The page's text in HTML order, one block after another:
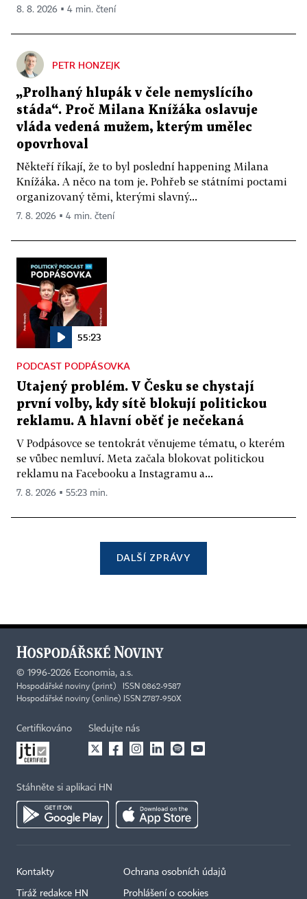
8. 8. 2026 ▪ 4 min. čtení
PETR HONZEJK
„Prolhaný hlupák v čele nemyslícího
stáda“. Proč Milana Knížáka oslavuje
vláda vedená mužem, kterým umělec
opovrhoval
Někteří říkají, že to byl poslední happening Milana
Knížáka. A něco na tom je. Pohřeb se státními poctami
organizovaný těmi, kterými slavný...
7. 8. 2026 ▪ 4 min. čtení
55:23
PODCAST PODPÁSOVKA
Utajený problém. V Česku se chystají
první volby, kdy sítě blokují politickou
reklamu. A hlavní oběť je nečekaná
V Podpásovce se tentokrát věnujeme tématu, o kterém
se vůbec nemluví. Meta začala blokovat politickou
reklamu na Facebooku a Instagramu a...
7. 8. 2026 ▪ 55:23 min.
DALŠÍ ZPRÁVY
© 1996-2026 Economia, a.s.
Hospodářské noviny (print) ISSN 0862-9587
Hospodářské noviny (online) ISSN 2787-950X
Certifikováno Sledujte nás
Stáhněte si aplikaci HN
Kontakty
Tiráž redakce HN
Ochrana osobních údajů
Prohlášení o cookies